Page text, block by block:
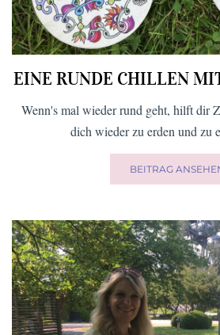
EINE RUNDE CHILLEN
Wenn's mal wieder rund geht, hilft dir
dich wieder zu erden und zu
BEITRAG